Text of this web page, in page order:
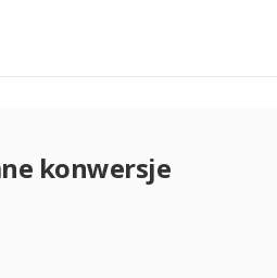
konwersje